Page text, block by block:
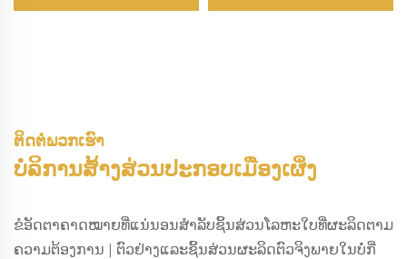
ຕິດຕໍ່ພວກເຮົາ
ບໍລິການສ້າງສ່ວນປະກອບເມືອງເຜິ່ງ
ຂໍອັດຕາຄາດໝາຍທີ່ແນ່ນອນສຳລັບຊິ້ນສ່ວນໂລຫະໃບທີ່ຜະລິດຕາມ
ຄວາມຕ້ອງການ | ຕົວຢ່າງແລະຊິ້ນສ່ວນຜະລິດຕົວຈິງພາຍໃນບໍ່ກີ່